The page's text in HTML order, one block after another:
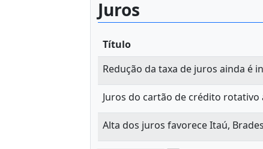
Juros
Título
Redução da taxa de juros ainda é
Juros do cartão de crédito rotativo
Alta dos juros favorece Itaú,